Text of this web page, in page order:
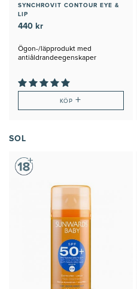
SYNCHROVIT CONTOUR EYE &
LIP
440 kr
Ögon-/läpprodukt med
antiåldrandeegenskaper
KÖP+
SOL